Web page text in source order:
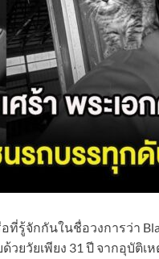
ที่รู้จักกันในชื่อวงการว่า
ยวัยเพียง 31 ปี จากอุบัติเ